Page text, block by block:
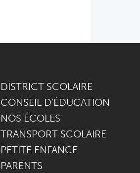
DISTRICT SCOLAIRE
CONSEIL D’ÉDUCATION
NOS ÉCOLES
TRANSPORT SCOLAIRE
PETITE ENFANCE
PARENTS